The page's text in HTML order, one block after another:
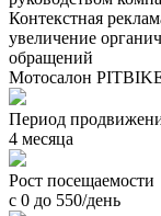
Контекстная
увеличение
обращений
Мотосалон
Период
4 месяца
Рост посещаемости
с 0 до 550/день